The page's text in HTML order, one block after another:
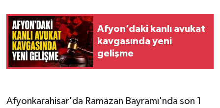
Afyon’daki kanlı avukat
kavgasında yeni
gelişme
Afyonkarahisar'da Ramazan Bayramı'nda son 1